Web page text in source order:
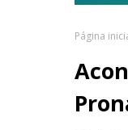
Página